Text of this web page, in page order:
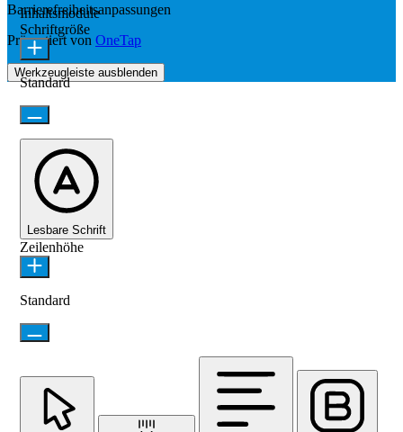
Barrierefreiheitsanpassungen
Präsentiert von OneTap
Werkzeugleiste ausblenden
Inhaltsmodule
Schriftgröße
Standard
Lesbare Schrift
Zeilenhöhe
Standard